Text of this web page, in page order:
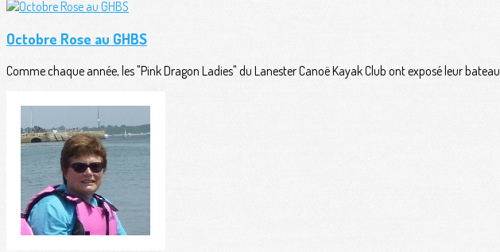
Octobre Rose au GHBS
Comme chaque année, les "Pink Dragon Ladies" du Lanester Canoë Kayak Club ont exposé leur bateau...